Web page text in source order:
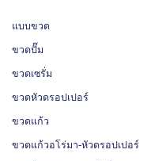
แบบขวด
ขวดปั๊ม
ขวดเซรั่ม
ขวดหัวดรอปเปอร์
ขวดแก้ว
ขวดแก้วอโร่มา-หัวดรอปเปอร์